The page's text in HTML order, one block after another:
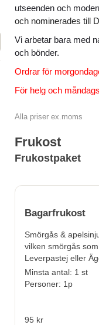
utseenden och
och nominerades till
Vi arbetar bara med
och bönder.
Ordrar för
För helg och
Alla priser ex.moms
Frukost
Frukostpaket
Bagarfrukost
Smörgås &
vilken smörgås
Leverpastej eller
Minsta antal: 1 st
Personer: 1p
95 kr